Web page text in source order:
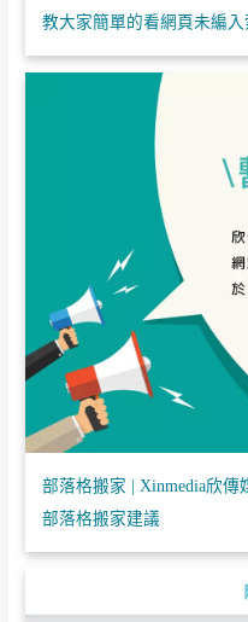
教大家簡單的看網頁未編入
部落格搬家 | Xinmedia欣傳
部落格搬家建議